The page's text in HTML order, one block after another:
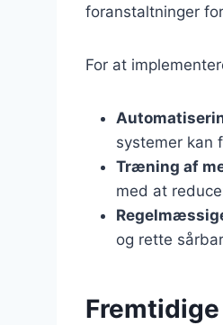
foranstaltninger
For at
systemer kan
Træning af
med at
og rette